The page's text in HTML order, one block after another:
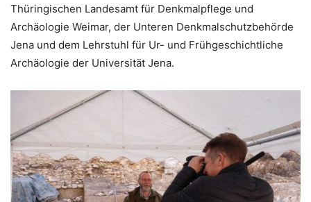
Thüringischen Landesamt für Denkmalpflege und
Archäologie Weimar, der Unteren Denkmalschutzbehörde
Jena und dem Lehrstuhl für Ur- und Frühgeschichtliche
Archäologie der Universität Jena.